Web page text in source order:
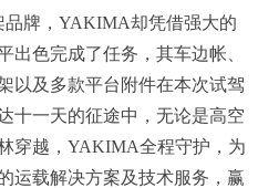
牌，YAKIMA却凭借强大的
出色完成了任务，其车边帐、
以及多款平台附件在本次试驾
十一天的征途中，无论是高空
穿越，YAKIMA全程守护，为
运载解决方案及技术服务，赢